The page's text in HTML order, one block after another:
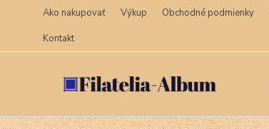
Ako nakupovať Výkup Obchodné podmienky
Kontakt